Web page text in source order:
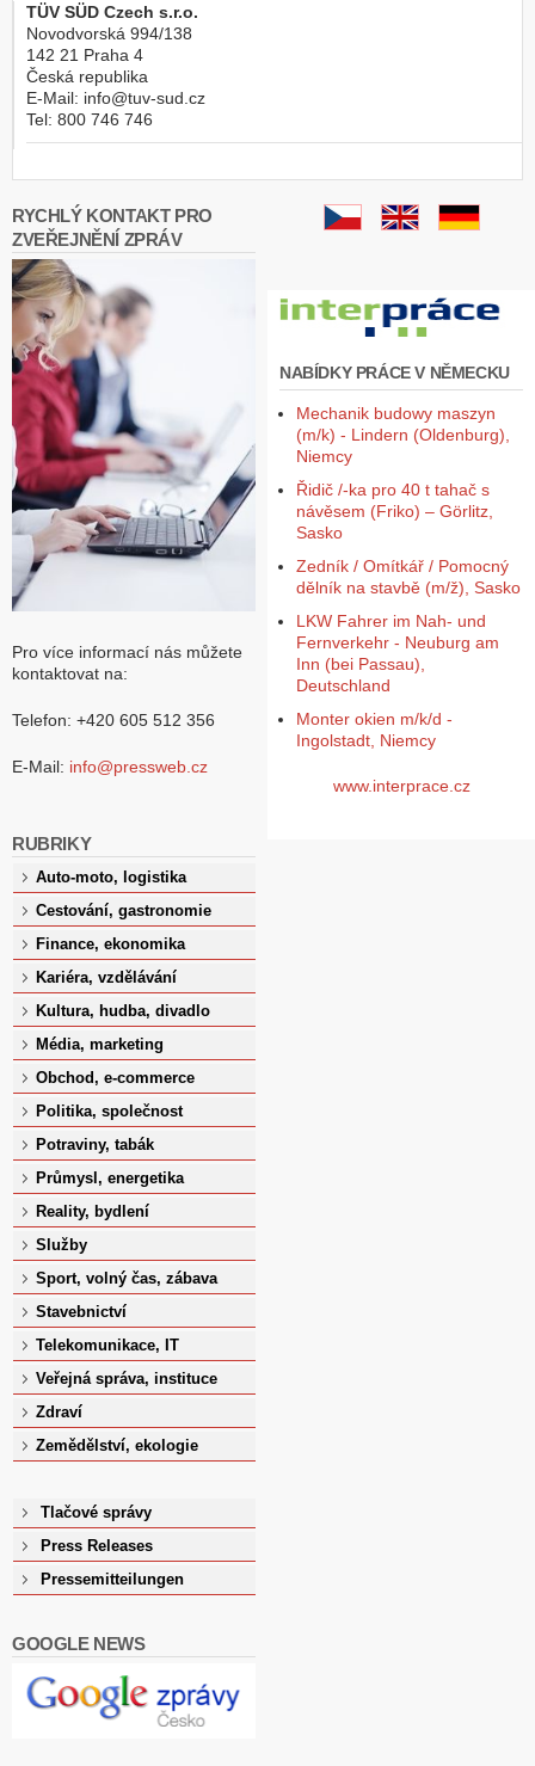
TÜV SÜD Czech s.r.o.
Novodvorská 994/138
142 21 Praha 4
Česká republika
E-Mail: info@tuv-sud.cz
Tel: 800 746 746
RYCHLÝ KONTAKT PRO
ZVEŘEJNĚNÍ ZPRÁV
Pro více informací nás můžete
kontaktovat na:
Telefon: +420 605 512 356
E-Mail: info@pressweb.cz
RUBRIKY
Auto-moto, logistika
Cestování, gastronomie
Finance, ekonomika
Kariéra, vzdělávání
Kultura, hudba, divadlo
Média, marketing
Obchod, e-commerce
Politika, společnost
Potraviny, tabák
Průmysl, energetika
Reality, bydlení
Služby
Sport, volný čas, zábava
Stavebnictví
Telekomunikace, IT
Veřejná správa, instituce
Zdraví
Zemědělství, ekologie
Tlačové správy
Press Releases
Pressemitteilungen
GOOGLE NEWS
NABÍDKY PRÁCE V NĚMECKU
Mechanik budowy maszyn
(m/k) - Lindern (Oldenburg),
Niemcy
Řidič /-ka pro 40 t tahač s
návěsem (Friko) – Görlitz,
Sasko
Zedník / Omítkář / Pomocný
dělník na stavbě (m/ž), Sasko
LKW Fahrer im Nah- und
Fernverkehr - Neuburg am
Inn (bei Passau),
Deutschland
Monter okien m/k/d -
Ingolstadt, Niemcy
www.interprace.cz